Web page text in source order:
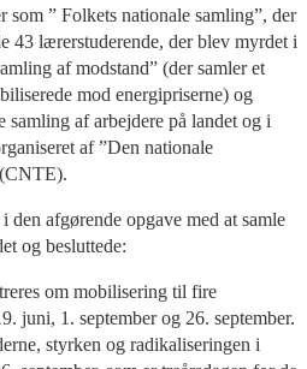
som ” Folkets nationale samling”, der
43 lærerstuderende, der blev myrdet i
af modstand” (der samler et
mod energipriserne) og
samling af arbejdere på landet og i
af ”Den nationale
afgørende opgave med at samle
og besluttede:
om mobilisering til fire
juni, 1. september og 26. september.
styrken og radikaliseringen i